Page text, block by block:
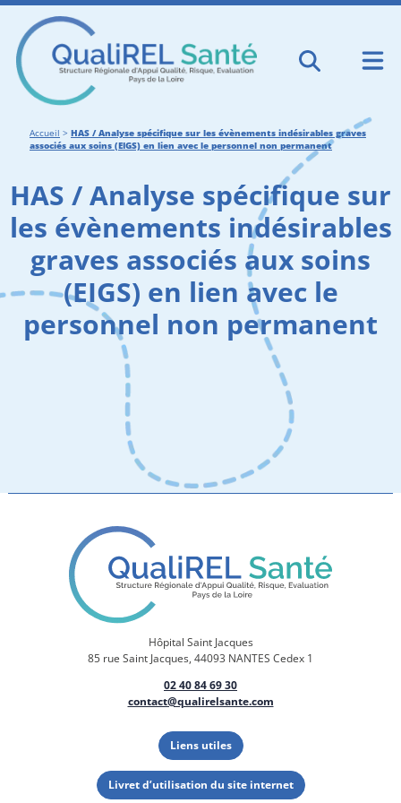
Accueil > HAS / Analyse spécifique sur les évènements indésirables graves
associés aux soins (EIGS) en lien avec le personnel non permanent
HAS / Analyse spécifique sur
les évènements indésirables
graves associés aux soins
(EIGS) en lien avec le
personnel non permanent
Hôpital Saint Jacques
85 rue Saint Jacques, 44093 NANTES Cedex 1
02 40 84 69 30
contact@qualirelsante.com
Liens utiles
Livret d’utilisation du site internet